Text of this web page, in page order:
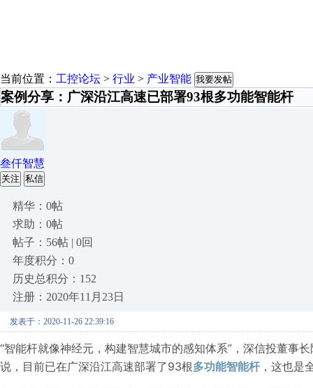
当前位置： 工控论坛 > 行业 > 产业智能 我要发帖
案例分享：广深沿江高速已部署93根多功能智能杆
叁仟智慧
关注 私信
精华：0帖
求助：0帖
帖子：56帖 | 0回
年度积分：0
历史总积分：152
注册：2020年11月23日
发表于：2020-11-26 22:39:16
“智能杆就像神经元，构建智慧城市的感知体系”，深信投董事
说，目前已在广深沿江高速部署了93根多功能智能杆，这也是